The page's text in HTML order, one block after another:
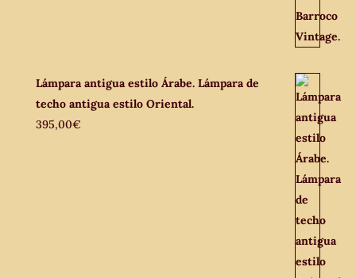
Lámpara antigua estilo Árabe. Lámpara de
techo antigua estilo Oriental.
395,00€